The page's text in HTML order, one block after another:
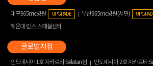
대구365mc병원 UPGRADE 부산365mc병원(서면)
해운대 람스 스페셜센터
인도네시아 1호 자카르타 Selatan점
인도네시아 2호 자카르타